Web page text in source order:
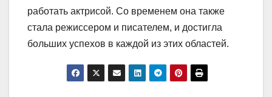
работать актрисой. Со временем она также
стала режиссером и писателем, и достигла
больших успехов в каждой из этих областей.